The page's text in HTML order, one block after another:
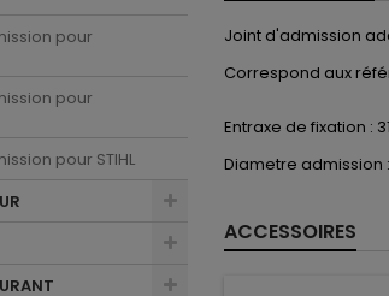
pour
pour
pour STIHL
Joint d'admission
Correspond aux
Entraxe de fixation :
Diametre admission
ACCESSOIRES